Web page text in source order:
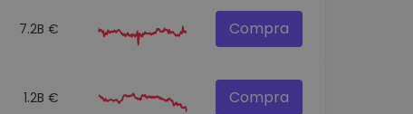
7.2B € Compra
1.2B € Compra